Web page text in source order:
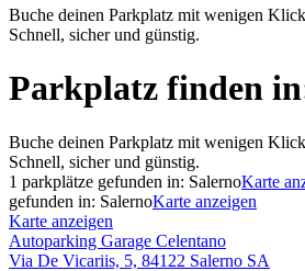
Buche deinen Parkplatz mit wenigen
Schnell, sicher und günstig.
Parkplatz finden
Buche deinen Parkplatz mit wenigen
Schnell, sicher und günstig.
1 parkplätze gefunden in: SalernoKarte
gefunden in: SalernoKarte anzeigen
Karte anzeigen
Autoparking Garage Celentano
Via De Vicariis, 5, 84122 Salerno SA